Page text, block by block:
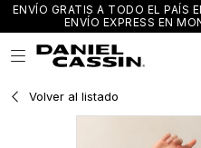
ENVÍO GRATIS A TODO EL PAÍS
ENVÍO EXPRESS EN

Volver al listado